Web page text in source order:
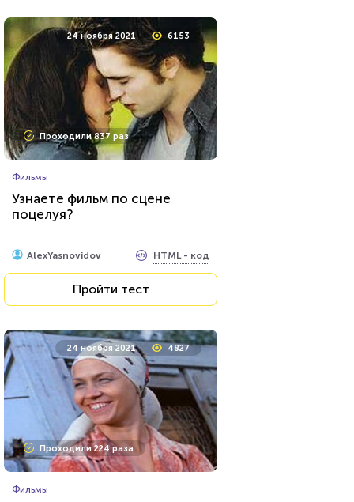
24 ноября 2021 6153
Проходили 837 раз
Фильмы
Узнаете фильм по сцене
поцелуя?
AlexYasnovidov HTML - код
Пройти тест
24 ноября 2021 4827
Проходили 224 раза
Фильмы